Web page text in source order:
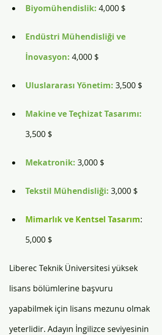
Biyomühendislik: 4,000 $
Endüstri Mühendisliği ve
İnovasyon: 4,000 $
Uluslararası Yönetim: 3,500 $
Makine ve Teçhizat Tasarımı:
3,500 $
Mekatronik: 3,000 $
Tekstil Mühendisliği: 3,000 $
Mimarlık ve Kentsel Tasarım:
5,000 $
Liberec Teknik Üniversitesi yüksek
lisans bölümlerine başvuru
yapabilmek için lisans mezunu olmak
yeterlidir. Adayın İngilizce seviyesinin